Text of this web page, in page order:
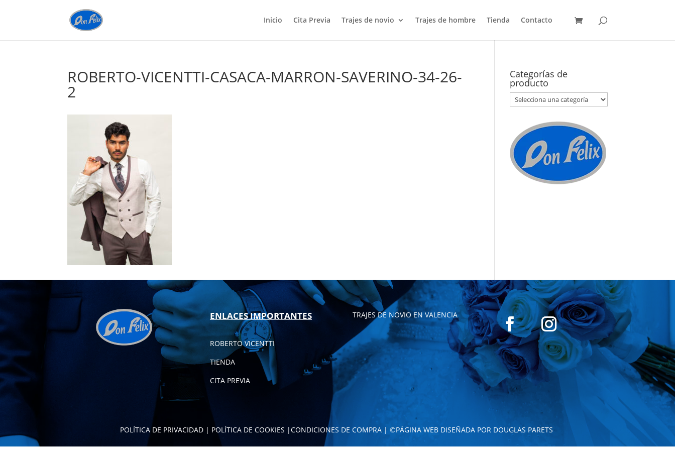
Inicio Cita Previa Trajes de novio Trajes de hombre Tienda Contacto
ROBERTO-VICENTTI-CASACA-MARRON-SAVERINO-34-26-
2
Categorías de
producto
ENLACES IMPORTANTES
ROBERTO VICENTTI
TIENDA
CITA PREVIA
TRAJES DE NOVIO EN VALENCIA
POLÍTICA DE PRIVACIDAD | POLÍTICA DE COOKIES |CONDICIONES DE COMPRA | ©PÁGINA WEB DISEÑADA POR DOUGLAS PARETS